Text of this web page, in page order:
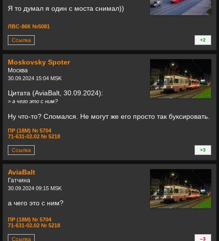
Я то думал я один с моста снимал))
ЛВС-86К №5081
Ссылка
+2
+0
Moskovsky Spoter
Москва
30.09.2024 15:04 MSK
Цитата (AviaBalt, 30.09.2024):
> а чего это с ним?
Ну что-то? Сломался. Не могут же его просто так буксировать.
ПР (18М) № 5704
71-631-02.02 № 5218
Ссылка
+3
+0
AviaBalt
Гатчина
30.09.2024 09:15 MSK
а чего это с ним?
ПР (18М) № 5704
71-631-02.02 № 5218
Ссылка
–3